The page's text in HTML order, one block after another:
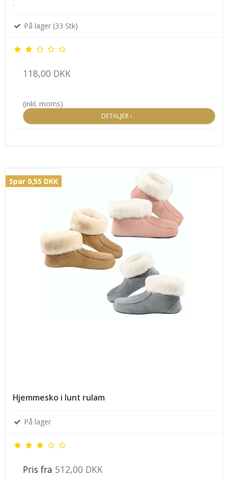
.
På lager (33 Stk)
118,00 DKK
(inkl. moms)
DETALJER ›
Spar 0,55 DKK
Hjemmesko i lunt rulam
På lager
Pris fra 512,00 DKK